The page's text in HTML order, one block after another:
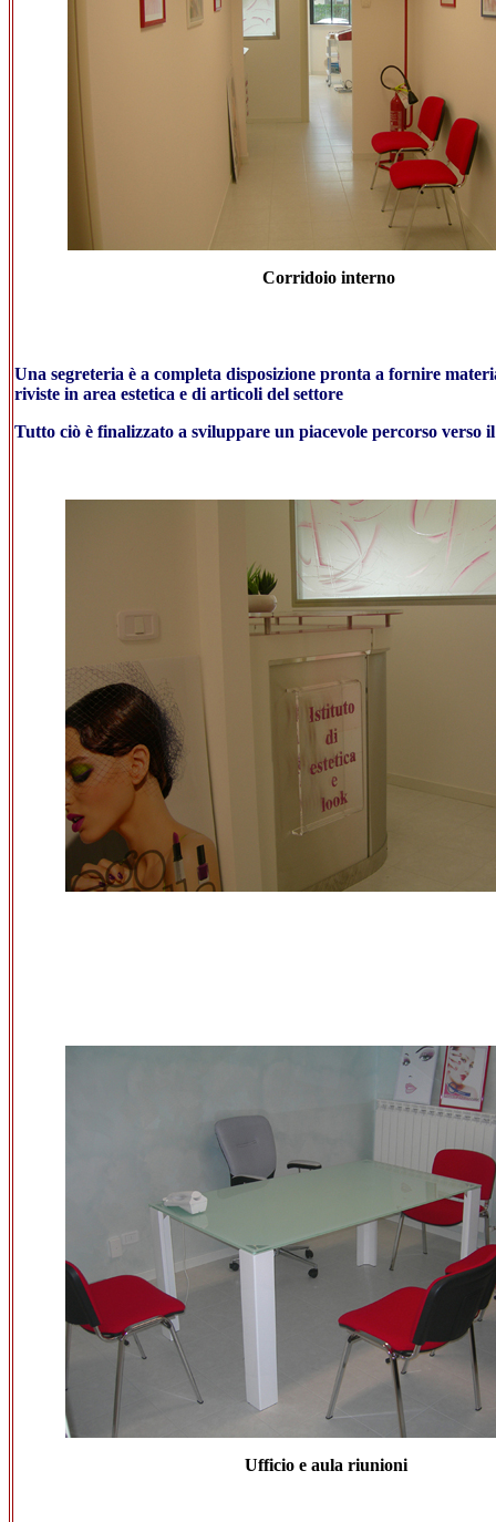
Corridoio interno
Una segreteria è a completa disposizione pronta a fornire
riviste in area estetica e di articoli del settore
Tutto ciò è finalizzato a sviluppare un piacevole percorso verso
Ufficio e aula riunioni